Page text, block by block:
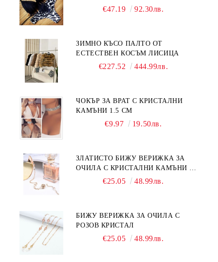
€47.19 92.30лв.
ЗИМНО КЪСО ПАЛТО ОТ
ЕСТЕСТВЕН КОСЪМ ЛИСИЦА
€227.52 444.99лв.
ЧОКЪР ЗА ВРАТ С КРИСТАЛНИ
КАМЪНИ 1.5 СМ
€9.97 19.50лв.
ЗЛАТИСТО БИЖУ ВЕРИЖКА ЗА
ОЧИЛА С КРИСТАЛНИ КАМЪНИ И
€25.05 48.99лв.
БИЖУ ВЕРИЖКА ЗА ОЧИЛА С
РОЗОВ КРИСТАЛ
€25.05 48.99лв.